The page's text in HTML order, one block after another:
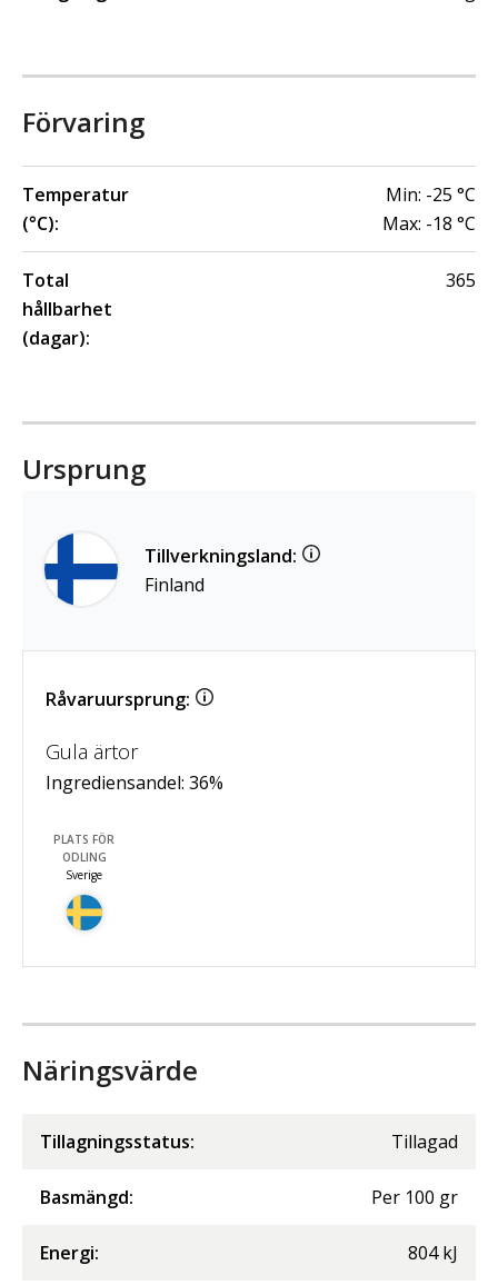
Förvaring
Temperatur
(°C):
Min: -25 °C
Max: -18 °C
Total
hållbarhet
(dagar):
365
Ursprung
Tillverkningsland:
Finland
Råvaruursprung:
Gula ärtor
Ingrediensandel: 36%
PLATS FÖR
ODLING
Sverige
Näringsvärde
Tillagningsstatus: Tillagad
Basmängd: Per 100 gr
Energi: 804 kJ